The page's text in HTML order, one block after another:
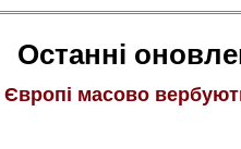
Останні
масово